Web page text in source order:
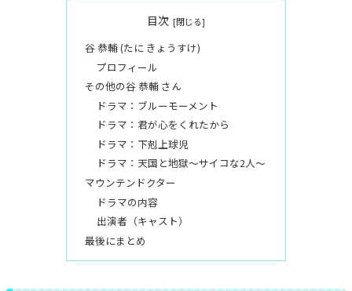
目次
谷 恭輔 (たに きょうすけ)
プロフィール
その他の谷 恭輔 さん
ドラマ：ブルーモーメント
ドラマ：君が心をくれたから
ドラマ：下剋上球児
ドラマ：天国と地獄〜サイコな2人〜
マウンテンドクター
ドラマの内容
出演者（キャスト）
最後にまとめ